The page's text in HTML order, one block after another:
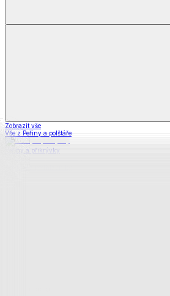
Zobrazit vše
Vše z Peřiny a polštáře
Peřiny a přikrývky